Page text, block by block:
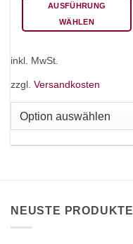
AUSFÜHRUNG
WÄHLEN
weist
mehrere
auf.
gewählt
werden
inkl. MwSt.
zzgl. Versandkosten
NEUSTE PRODUKTE